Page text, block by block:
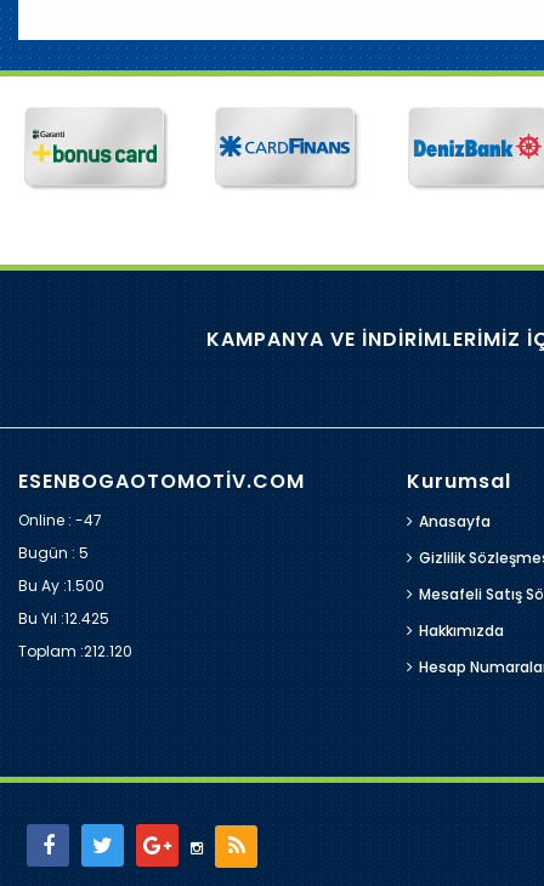
KAMPANYA VE İNDİRİMLERİMİZ
ESENBOGAOTOMOTİV.COM
Online : -47
Bugün :5
Bu Ay :1.500
Bu Yıl :12.425
Toplam :212.120
Kurumsal
Anasayfa
Gizlilik
Mesafeli Satış
Hakkımızda
Hesap